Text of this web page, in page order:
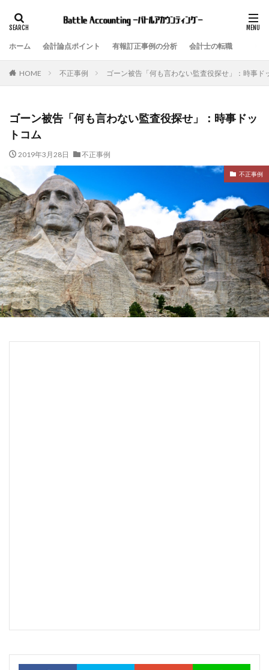
ホーム 会計論点ポイント 有報訂正事例の分析 会計士の転職
HOME 不正事例 ゴーン被告「何も言わない監査役探せ」：時事ド
ゴーン被告「何も言わない監査役探せ」：時事ドッ
トコム
2019年3月28日 不正事例
不正事例